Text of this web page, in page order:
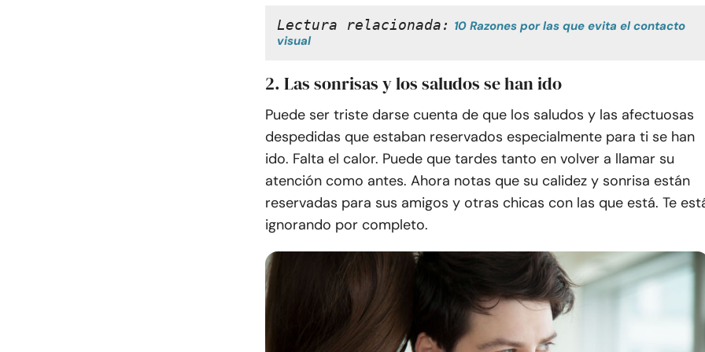
Lectura relacionada: 10 Razones por las que evita el contacto
visual
2. Las sonrisas y los saludos se han ido
Puede ser triste darse cuenta de que los saludos y las afectuosas
despedidas que estaban reservados especialmente para ti se han
ido. Falta el calor. Puede que tardes tanto en volver a llamar su
atención como antes. Ahora notas que su calidez y sonrisa están
reservadas para sus amigos y otras chicas con las que está. Te
ignorando por completo.